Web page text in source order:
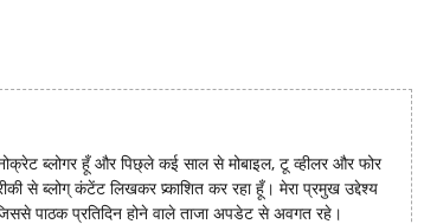
ब्लोगर हूँ और पिछ्ले कई साल से मोबाइल, टू व्हीलर और फोर
से ब्लोग् कंटेंट लिखकर प्र्काशित कर रहा हूँ। मेरा प्रमुख उद्देश्य
पाठक प्रतिदिन होने वाले ताजा अपडेट से अवगत रहे।